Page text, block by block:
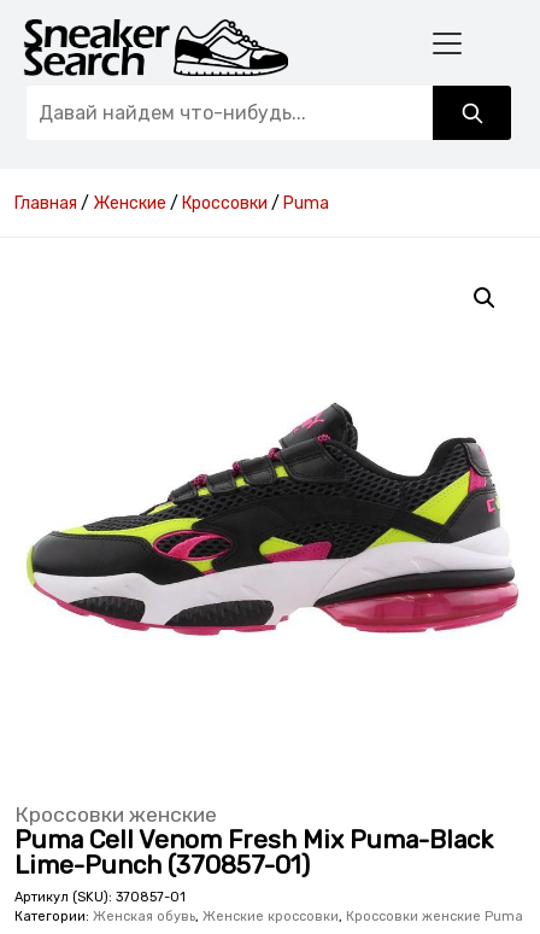
Главная / Женские / Кроссовки / Puma
Кроссовки женские
Puma Cell Venom Fresh Mix Puma-Black
Lime-Punch (370857-01)
Артикул (SKU): 370857-01
Категории: Женская обувь, Женские кроссовки, Кроссовки женские Puma